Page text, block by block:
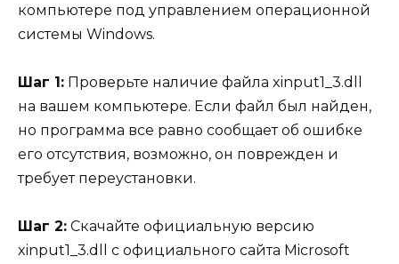
компьютере под управлением операционной
системы Windows.
Шаг 1: Проверьте наличие файла xinput1_3.dll
на вашем компьютере. Если файл был найден,
но программа все равно сообщает об ошибке
его отсутствия, возможно, он поврежден и
требует переустановки.
Шаг 2: Скачайте официальную версию
xinput1_3.dll с официального сайта Microsoft